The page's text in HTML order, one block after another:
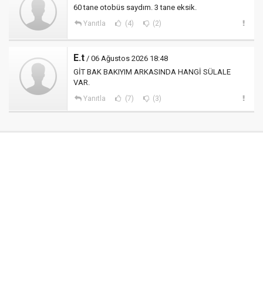
60 tane otobüs saydım. 3 tane eksik.
Yanıtla (4) (2)
E.t / 06 Ağustos 2026 18:48
GİT BAK BAKIYIM ARKASINDA HANGİ SÜLALE
VAR.
Yanıtla (7) (3)